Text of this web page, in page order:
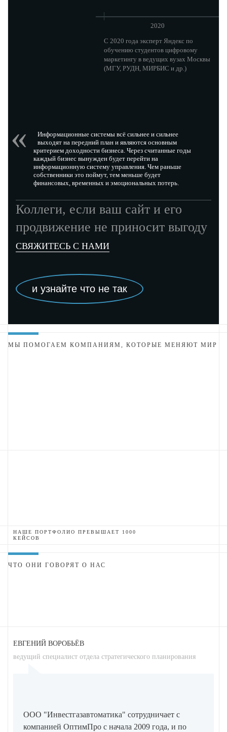
С 2020 года эксперт Яндекс по
обучению студентов цифровому
маркетингу в ведущих вузах Москвы
(МГУ, РУДН, МИРБИС и др.)
2020
Информационные системы всё сильнее и сильнее
выходят на передний план и являются основным
критерием доходности бизнеса. Через считанные годы
каждый бизнес вынужден будет перейти на
информационную систему управления. Чем раньше
собственники это поймут, тем меньше будет
финансовых, временных и эмоциональных потерь.
Коллеги, если ваш сайт и его
продвижение не приносит выгоду
СВЯЖИТЕСЬ С НАМИ
и узнайте что не так
МЫ ПОМОГАЕМ КОМПАНИЯМ, КОТОРЫЕ МЕНЯЮТ МИР
НАШЕ ПОРТФОЛИО ПРЕВЫШАЕТ 1000
КЕЙСОВ
ЧТО ОНИ ГОВОРЯТ О НАС
ЕВГЕНИЙ ВОРОБЬЁВ
ведущий специалист отдела стратегического планирования
ООО "Инвестгазавтоматика" сотрудничает с
компанией ОптимПро с начала 2009 года, и по